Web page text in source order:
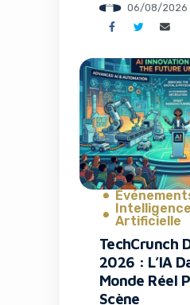
partager memes
visionnages en
passé avec la
Time, une
avait conquis
millions
l’histoire ne
06/08/2026
Intelligence
Artificielle
TechCrunch
2026 : L’IA
Monde Réel
Scène